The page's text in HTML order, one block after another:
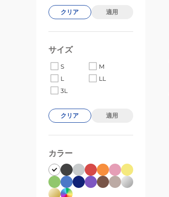
クリア 適用
サイズ
S
M
L
LL
3L
クリア 適用
カラー